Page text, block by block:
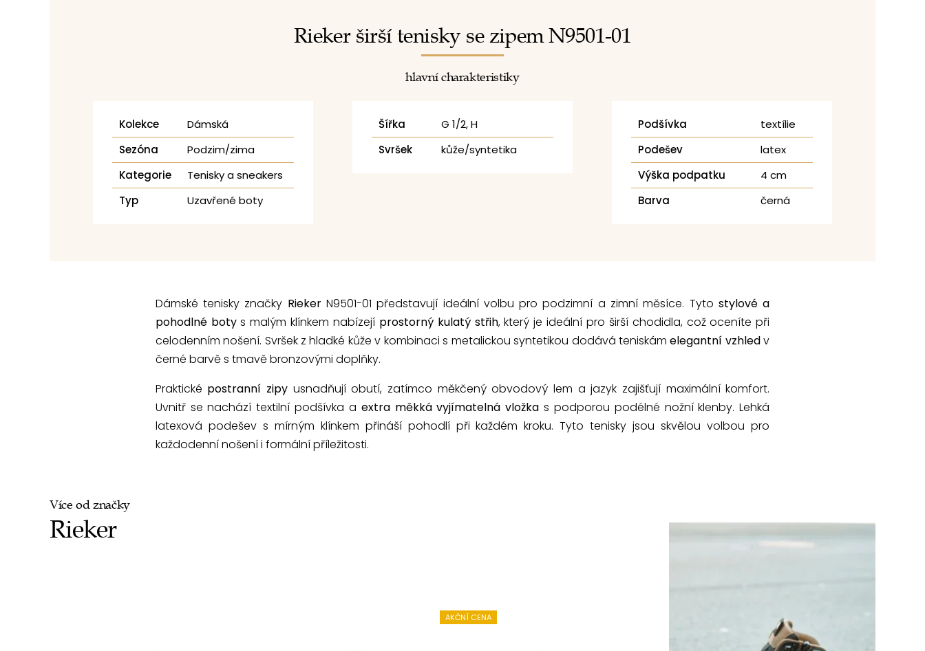
Rieker širší tenisky se zipem N9501-01
hlavní charakteristiky
Kolekce
Dámská
Sezóna
Podzim/zima
Kategorie
Tenisky a sneakers
Typ
Uzavřené boty
Šířka
G 1/2, H
Svršek
kůže/syntetika
Podšívka
textílie
Podešev
latex
Výška podpatku
4 cm
Barva
černá
Dámské tenisky značky RiekerN9501-01 představují ideální volbu pro podzimní a zimní měsíce. Tyto stylové a
pohodlné botys malým klínkem nabízejí prostorný kulatý střih, který je ideální pro širší chodidla, což oceníte při
celodenním nošení. Svršek z hladké kůže v kombinaci s metalickou syntetikou dodává teniskámelegantní vzhledv
černé barvě s tmavě bronzovými doplňky.
Praktické postranní zipy usnadňují obutí, zatímco měkčený obvodový lem a jazyk zajišťují maximální komfort.
Uvnitř se nachází textilní podšívka a extra měkká vyjímatelná vložka s podporou podélné nožní klenby. Lehká
latexová podešev s mírným klínkem přináší pohodlí při každém kroku. Tyto tenisky jsou skvělou volbou pro
každodenní nošení i formální příležitosti.
Více od značky
Rieker
AKČNÍ CENA